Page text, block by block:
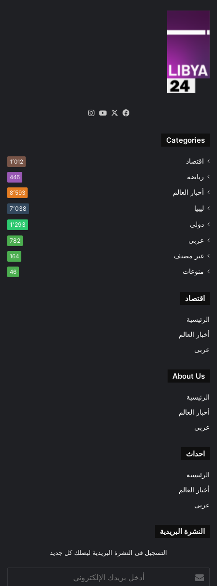
فيسبوك
‫X
‫YouTube
Categories
اقتصاد 1٬012
رياضة 446
أخبار العالم 8٬593
ليبيا 7٬038
دولى 1٬293
عربى 782
غير مصنف 164
منوعات 46
اقتصاد
الرئيسية
أخبار العالم
عربى
About Us
الرئيسية
أخبار العالم
عربى
احداث
الرئيسية
أخبار العالم
عربى
النشرة البريدية
التسجيل فى النشرة البريدية ليصلك كل جديد
بريدك